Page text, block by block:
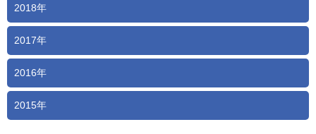
2018年
2017年
2016年
2015年